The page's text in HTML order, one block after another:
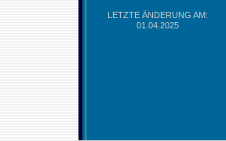
LETZTE ÄNDERUNG AM:
01.04.2025